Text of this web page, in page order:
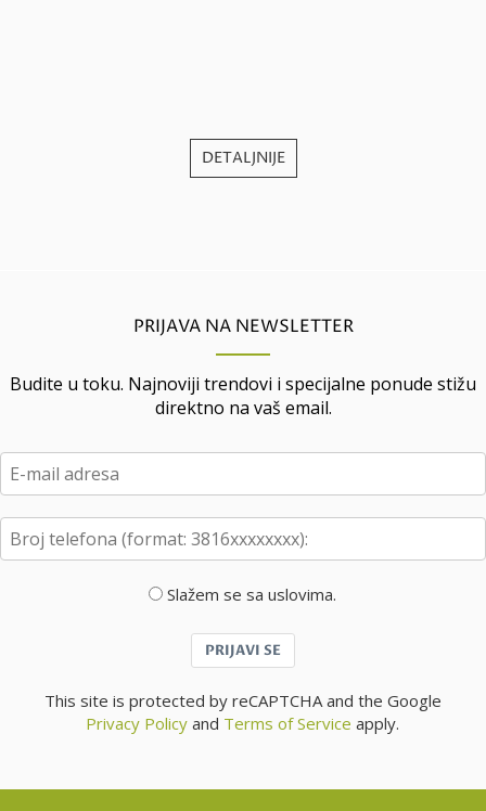
DETALJNIJE
PRIJAVA NA NEWSLETTER
Budite u toku. Najnoviji trendovi i specijalne ponude stižu
direktno na vaš email.
Slažem se sa uslovima.
PRIJAVI SE
This site is protected by reCAPTCHA and the Google
Privacy Policy and Terms of Service apply.